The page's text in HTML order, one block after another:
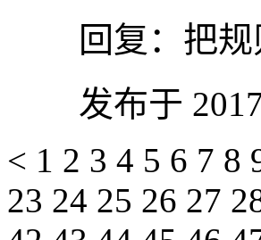
回复： 把
发布于
< 1 2 3 4 5 6 7 8
23 24 25 26 27